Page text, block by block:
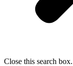
Close this search box.